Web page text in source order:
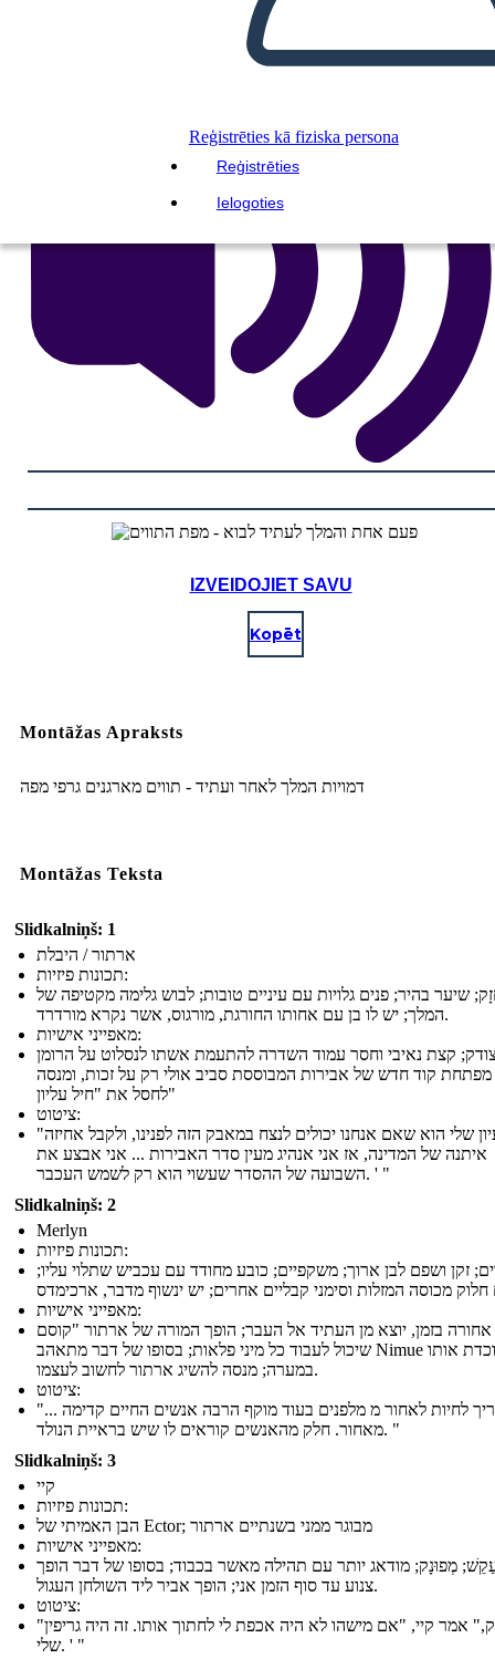
Reģistrēties kā fiziska persona
Reģistrēties
Ielogoties
IZLASI MAN
IZVEIDOJIET SAVU
Kopēt
Montāžas Apraksts
דמויות המלך לאחר ועתיד - תווים מארגנים גרפי מפה
Montāžas Teksta
Slidkalniņš: 1
ארתור / היבלת
תכונות פיזיות:
שיער בהיר; פנים גלויות עם עיניים טובות; לבוש גלימה מקטיפה של
המלך; יש לו בן עם אחותו החורגת, מורגוס, אשר נקרא מורדרד.
מאפייני אישיות:
קצת נאיבי וחסר עמוד השדרה להתעמת אשתו לנסלוט על הרומן
קוד חדש של אבירות המבוססת סביב אולי רק על זכות, ומנסה
לחסל את "חיל עליון"
ציטוט:
"הרעיון שלי הוא שאם אנחנו יכולים לנצח במאבק הזה לפנינו, ולקבל אחיזה
איתנה של המדינה, אז אני אנהיג מעין סדר האבירות ... אני אבצע את
השבועה של ההסדר שעשוי הוא רק לשמש העכבר. ' "
Slidkalniņš: 2
Merlyn
תכונות פיזיות:
זקן ושפם לבן ארוך; משקפיים; כובע מחודד עם עכביש שתלוי עליו;
חלוק מכוסה המזלות וסימני קבליים אחרים; יש ינשוף מדבר, ארכימדס
מאפייני אישיות:
אחורה בזמן, יוצא מן העתיד אל העבר; הופך המורה של ארתור "קוסם
שיכול לעבוד כל מיני פלאות; בסופו של דבר מתאהב Nimue אשר לוכדת אותו
במערה; מנסה להשיג ארתור לחשוב לעצמו.
ציטוט:
"... אני צריך לחיות לאחור מ מלפנים בעוד מוקף הרבה אנשים החיים קדימה
מאחור. חלק מהאנשים קוראים לו שיש בראיית הנולד. "
Slidkalniņš: 3
קיי
תכונות פיזיות:
הבן האמיתי של Ector; מבוגר ממני בשנתיים ארתור
מאפייני אישיות:
מְפוּנָק; מודאג יותר עם תהילה מאשר בכבוד; בסופו של דבר הופך
צנוע עד סוף הזמן אני; הופך אביר ליד השולחן העגול.
ציטוט:
"זה יספיק," אמר קיי, "אם מישהו לא היה אכפת לי לחתוך אותו. זה היה גריפין
שלי. ' "